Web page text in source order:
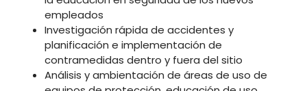
empleados
Investigación rápida de accidentes y
planificación e implementación de
contramedidas dentro y fuera del sitio
Análisis y ambientación de áreas de uso de